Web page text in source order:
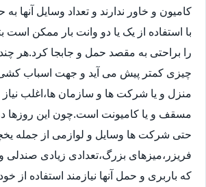
کامیون و خاور ندارند و تعداد وسایل آنها
با استفاده از یک یا دو وانت بار ممکن است
را براحتی به مقصد حمل و جابجا کرد.هر
چیزی کمتر پیش می آید و جهت اسباب
منزل و یا شرکت ها و سازمان ها،اغلب
مسقف و یا کامیونت است.چون این روزها
حتی شرکت ها وسایل و لوازمی از جمله
فریزر،میزهای بزرگ،تعدادی زیادی صندلی
که باربری و حمل آنها نیازمند استفاده از